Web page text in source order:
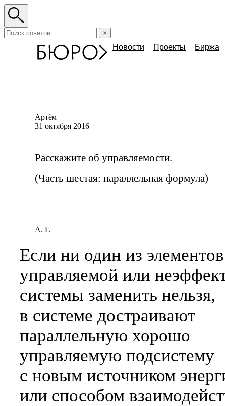
×
Новости Проекты Биржа
Артём
31 октября 2016
Расскажите об управляемости.
(Часть шестая: параллельная формула)
А. Г.
Если ни один из
управляемой или
системы заменить нельзя,
в системе достраивают
параллельную хорошо
управляемую подсистему
с новым источником
или способом